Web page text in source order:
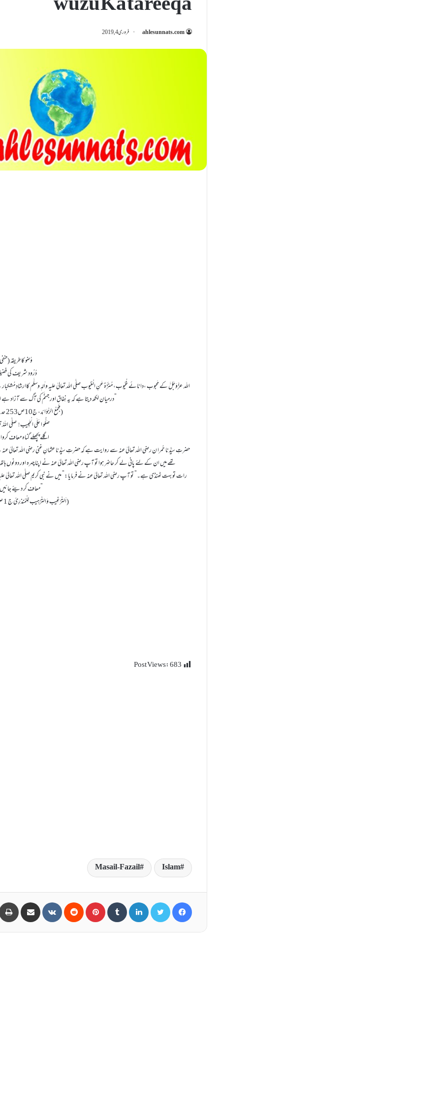
ahlesunnats.com فروری 4, 2019
وُضو کا طریقہ
دُرُود شریف کی
درمیان لکھ دیتا ہے کہ یہ نِفاق اور جہنَّم کی آگ سے آزاد ہے اور اُسے بروزِ قیامت شُہَداء کے ساتھ رکھے گا۔”
(مَجْمَعُ الزَّوَائِد، ج10ص253 حدیث 17298)
صَلُّو ا عَلَی الْحَبِیب !صلَّی اللہُ
اگلے پچھلے گناہ معاف
تھے میں ان کے لئے پانی لے کر حاضِر ہوا تو آپ رضی اللہ تعالیٰ عنہ نے اپنا چہرہ اور
رات تو بہت ٹھنڈی ہے۔” تو آپ رضی اللہ تعالیٰ عنہ نے فرمایا:” میں نے نبی کریم صلَّی اللہ تعالیٰ
معاف کر دیئے جائیں گے۔”
( اَلتَّرْغِیب وَالتَّرْہِیب لِلْمُنذرِیّ ج 1 ص 93 حدیث 11)
Post Views:683
Islam
Masail-Fazail
Facebook
Twitter
LinkedIn
Tumblr
Pinterest
Reddit
VKontakte
Share via Email